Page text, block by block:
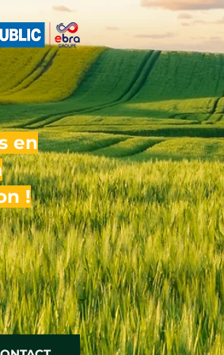
en
!